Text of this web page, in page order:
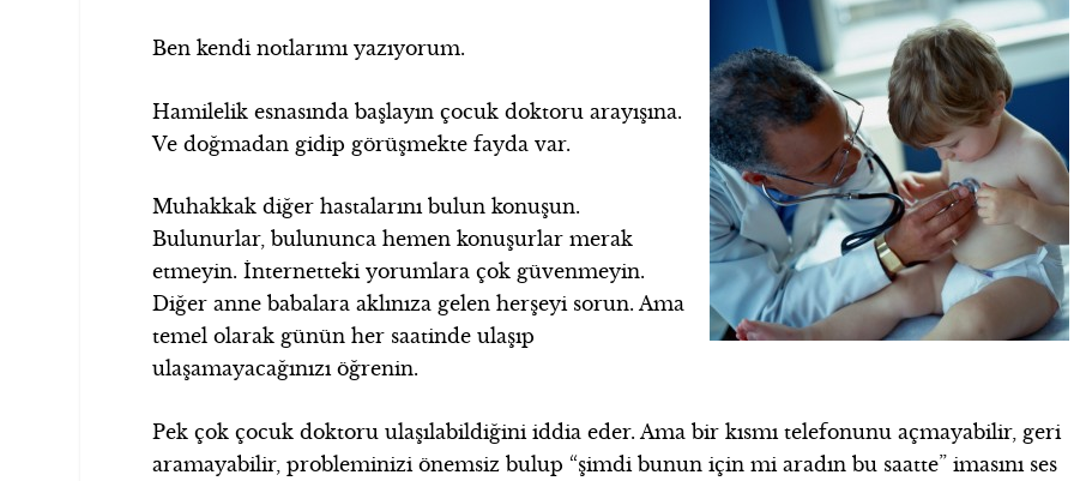
Ben kendi notlarımı yazıyorum.
Hamilelik esnasında başlayın çocuk doktoru arayışına.
Ve doğmadan gidip görüşmekte fayda var.
Muhakkak diğer hastalarını bulun konuşun.
Bulunurlar, bulununca hemen konuşurlar merak
etmeyin. İnternetteki yorumlara çok güvenmeyin.
Diğer anne babalara aklınıza gelen herşeyi sorun. Ama
temel olarak günün her saatinde ulaşıp
ulaşamayacağınızı öğrenin.
Pek çok çocuk doktoru ulaşılabildiğini iddia eder. Ama bir kısmı telefonunu açmayabilir, geri
aramayabilir, probleminizi önemsiz bulup “şimdi bunun için mi aradın bu saatte” imasını ses